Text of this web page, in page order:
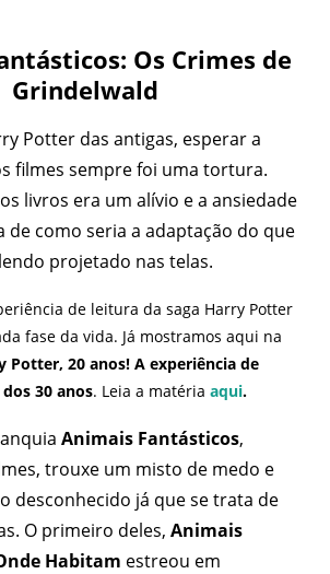
Os Crimes de
Grindelwald
Potter das antigas, esperar a
filmes sempre foi uma tortura.
livros era um alívio e a ansiedade
de como seria a adaptação do que
projetado nas telas.
de leitura da saga Harry Potter
fase da vida. Já mostramos aqui na
Potter, 20 anos! A experiência de
30 anos. Leia a matéria aqui.
Animais Fantásticos,
trouxe um misto de medo e
desconhecido já que se trata de
O primeiro deles, Animais
Habitam estreou em